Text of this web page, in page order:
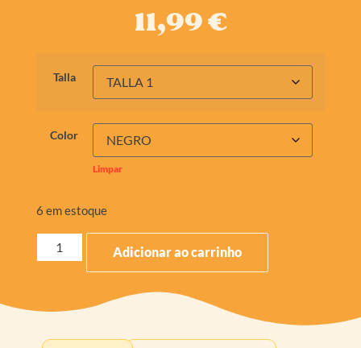
11,99€
Talla
Color
Limpar
6 em estoque
Adicionar ao carrinho